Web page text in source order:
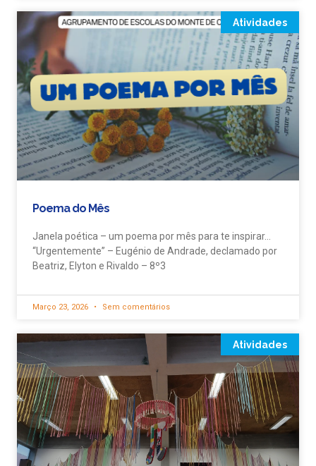
Atividades
Poema do Mês
Janela poética – um poema por mês para te inspirar…
“Urgentemente” – Eugénio de Andrade, declamado por
Beatriz, Elyton e Rivaldo – 8º3
Março 23, 2026 Sem comentários
Atividades